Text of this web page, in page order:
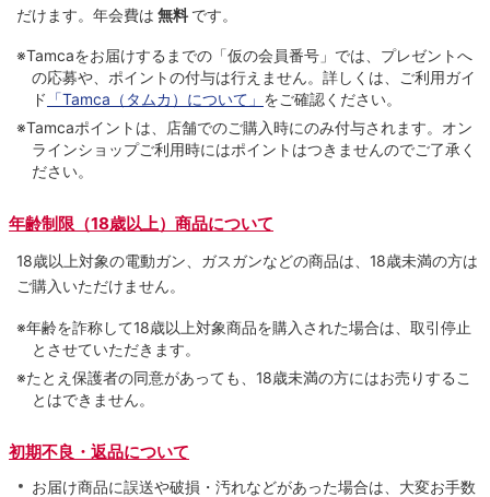
だけます。 年会費は 無料 です。
※Tamcaをお届けするまでの「仮の会員番号」では、プレゼントへ
の応募や、ポイントの付与は⾏えません。詳しくは、ご利⽤ガイ
ド 「Tamca（タムカ）について」 をご確認ください。
※Tamcaポイントは、店舗でのご購⼊時にのみ付与されます。オン
ラインショップご利用時にはポイントはつきませんのでご了承く
ださい。
年齢制限（18歳以上）商品について
18歳以上対象の電動ガン、ガスガンなどの商品は、18歳未満の方は
ご購入いただけません。
※年齢を詐称して18歳以上対象商品を購入された場合は、取引停止
とさせていただきます。
※たとえ保護者の同意があっても、18歳未満の方にはお売りするこ
とはできません。
初期不良・返品について
お届け商品に誤送や破損・汚れなどがあった場合は、大変お手数